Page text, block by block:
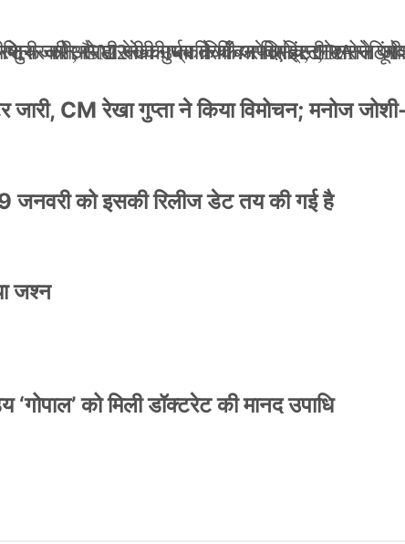
जान से मारने की धमकियाँ : सेलिब्रिटी
सोसायटी की कार्यकारिणी अपदस्थ, JDA ने
जारी, CM रेखा गुप्ता ने किया विमोचन; मनोज
शुरू की और 22 की उम्र तक बन गए इंटरनेशनल
जारी, CM रेखा गुप्ता ने किया विमोचन; मनोज
को इसकी रिलीज डेट तय की गई है
जश्न
को मिली डॉक्टरेट की मानद उपाधि